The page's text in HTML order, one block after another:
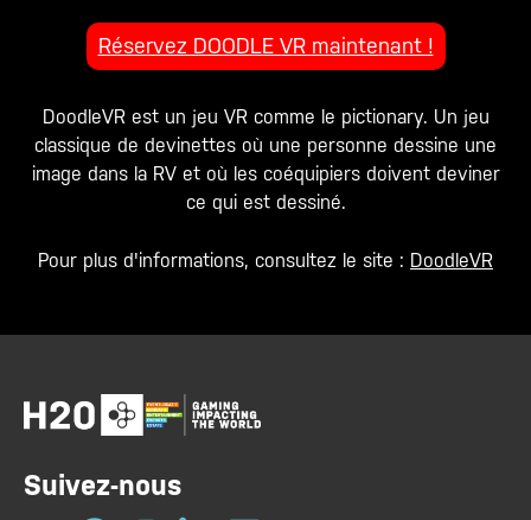
Réservez DOODLE VR maintenant !
DoodleVR est un jeu VR comme le pictionary. Un jeu
classique de devinettes où une personne dessine une
image dans la RV et où les coéquipiers doivent deviner
ce qui est dessiné.
Pour plus d'informations, consultez le site : DoodleVR
Suivez-nous